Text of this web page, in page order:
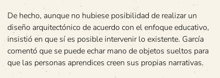
De hecho, aunque no hubiese posibilidad de realizar un
diseño arquitectónico de acuerdo con el enfoque educativo,
insistió en que sí es posible intervenir lo existente. García
comentó que se puede echar mano de objetos sueltos para
que las personas aprendices creen sus propias narrativas.